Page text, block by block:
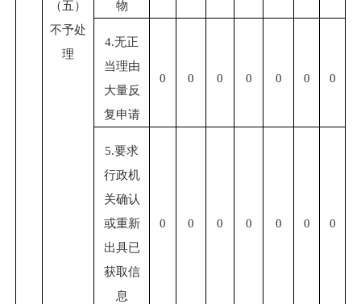
（五）
不予处
理
物
4.无正
当理由
大量反
复申请
0 0 0 0 0 0 0
5.要求
行政机
关确认
或重新
出具已
获取信
息
0 0 0 0 0 0 0